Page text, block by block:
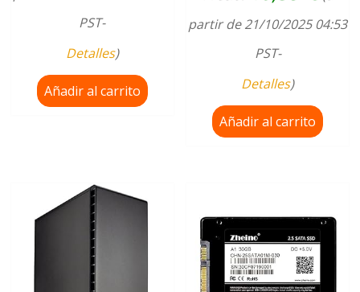
PST-
Detalles)
Añadir al carrito
partir de 21/10/2025 04:53
PST-
Detalles)
Añadir al carrito